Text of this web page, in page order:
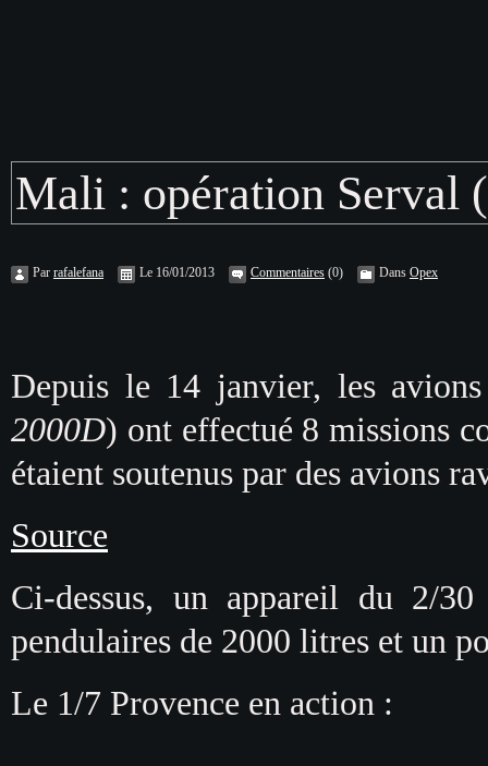
Mali : opération Serval
Par rafalefana Le 16/01/2013 Commentaires (0) Dans Opex
Depuis le 14 janvier, les
2000D) ont effectué 8 missions
étaient soutenus par des avions
Source
Ci-dessus, un appareil du 2/
pendulaires de 2000 litres et un
Le 1/7 Provence en action :